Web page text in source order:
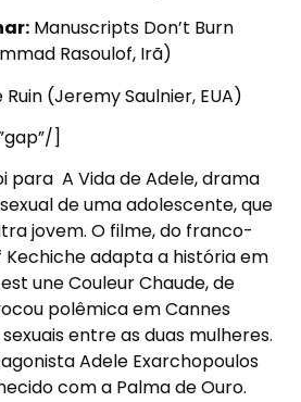
Manuscripts Don’t Burn
Rasoulof, Irã)
Ruin (Jeremy Saulnier, EUA)
]
para A Vida de Adele, drama
de uma adolescente, que
jovem. O filme, do franco-
adapta a história em
une Couleur Chaude, de
polêmica em Cannes
entre as duas mulheres.
Adele Exarchopoulos
com a Palma de Ouro.